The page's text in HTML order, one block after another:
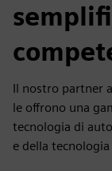
Il nostro partner
le offrono una
tecnologia di
e della